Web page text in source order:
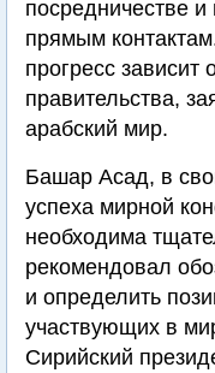
посредничестве
прямым
прогресс зависит
правительства,
арабский мир.
Башар Асад, в
успеха мирной
необходима
рекомендовал
и определить
участвующих в
Сирийский